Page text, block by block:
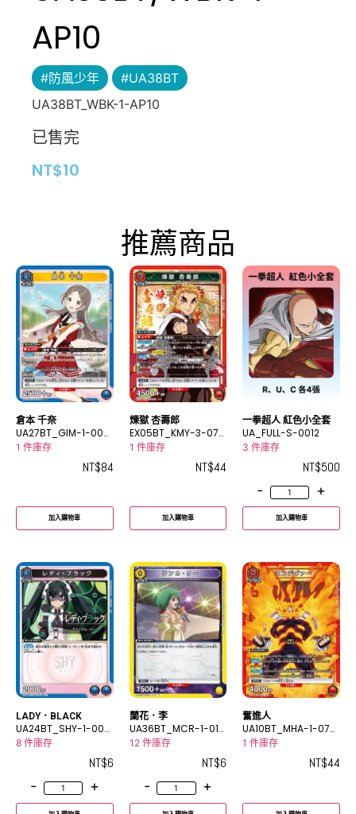
AP10
#防風少年
#UA38BT
UA38BT_WBK-1-AP10
已售完
NT$10
推薦商品
倉本 千奈
UA27BT_GIM-1-006
SR
1 件庫存
NT$84
加入購物車
煉獄 杏壽郎
EX05BT_KMY-3-072
SR
1 件庫存
NT$44
加入購物車
一拳超人 紅色小全套
UA_FULL-S-0012
3 件庫存
NT$500
-
+
加入購物車
LADY．BLACK
UA24BT_SHY-1-002
C
8 件庫存
NT$6
-
+
蘭花．李
UA36BT_MCR-1-014
C
12 件庫存
NT$6
-
+
奮進人
UA10BT_MHA-1-072
SR
1 件庫存
NT$44